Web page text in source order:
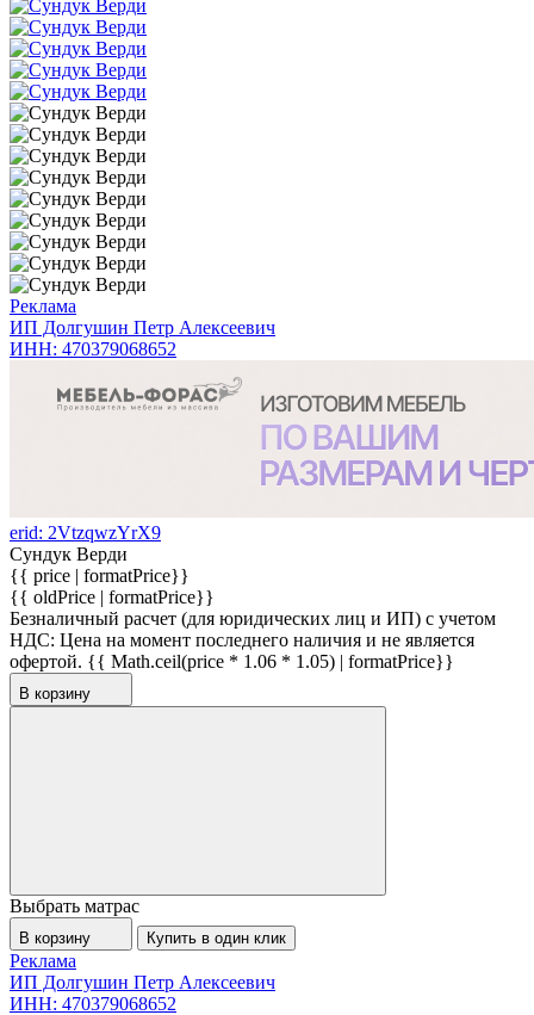
Реклама
ИП Долгушин Петр Алексеевич
ИНН: 470379068652
erid: 2VtzqwzYrX9
Сундук Верди
{{ price | formatPrice}}
{{ oldPrice | formatPrice}}
Безналичный расчет (для юридических лиц и ИП) с учетом
НДС: Цена на момент последнего наличия и не является
офертой. {{ Math.ceil(price * 1.06 * 1.05) | formatPrice}}
В корзину
Выбрать матрас
В корзину Купить в один клик
Реклама
ИП Долгушин Петр Алексеевич
ИНН: 470379068652